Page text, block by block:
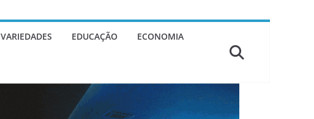
VARIEDADES EDUCAÇÃO ECONOMIA